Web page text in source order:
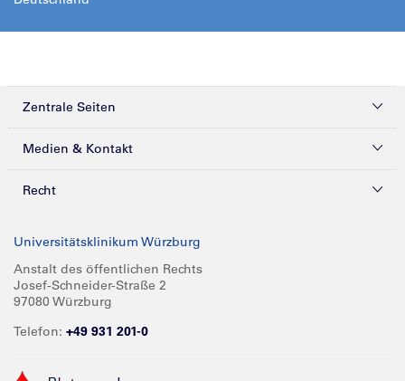
Zentrale Seiten
Kliniken & Zentren
Forschung
Karriere
Medien & Kontakt
Presse
Glossar
Spenden
Recht
Compliance
Impressum
Barrierefreiheit
Universitätsklinikum Würzburg
Anstalt des öffentlichen Rechts
Josef-Schneider-Straße 2
97080 Würzburg
Telefon: +49 931 201-0